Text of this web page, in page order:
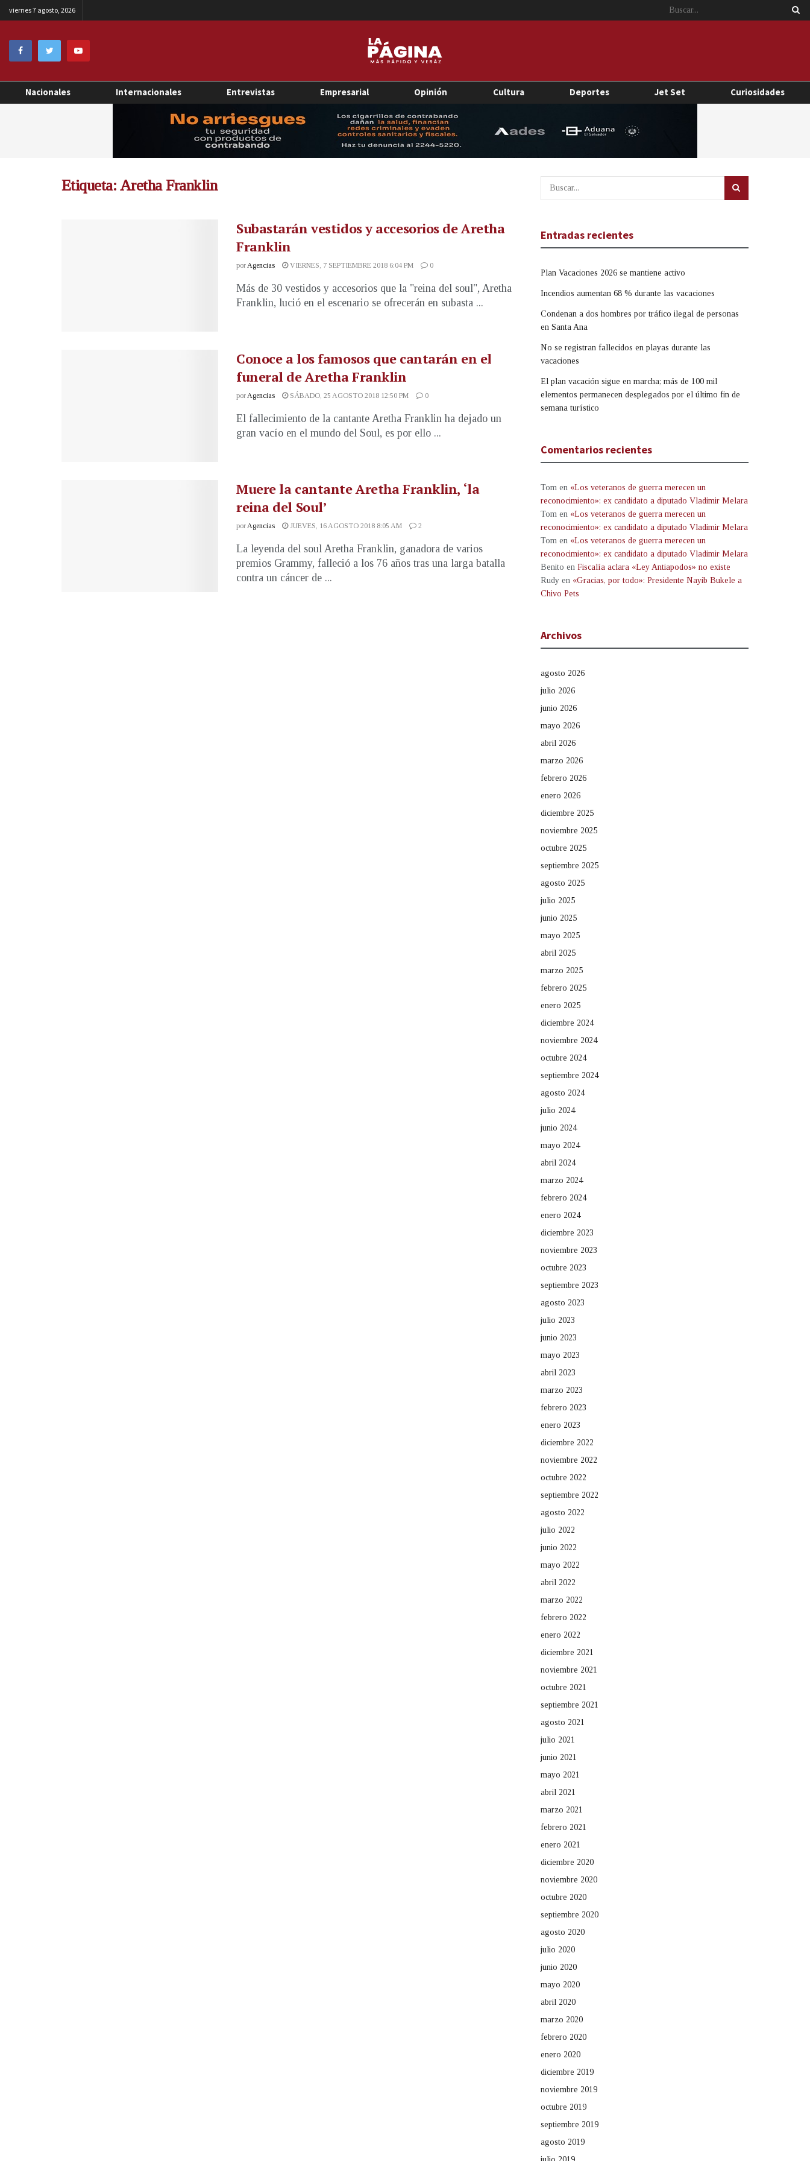
viernes 7 agosto, 2026
Nacionales Internacionales Entrevistas Empresarial Opinión Cultura Deportes Jet Set Curiosidades
Etiqueta: Aretha Franklin
Subastarán vestidos y accesorios de Aretha
Franklin
porAgencias VIERNES, 7 SEPTIEMBRE 2018 6:04 PM 0
Más de 30 vestidos y accesorios que la "reina del soul", Aretha
Franklin, lució en el escenario se ofrecerán en subasta ...
Conoce a los famosos que cantarán en el
funeral de Aretha Franklin
porAgencias SÁBADO, 25 AGOSTO 2018 12:50 PM 0
El fallecimiento de la cantante Aretha Franklin ha dejado un
gran vacío en el mundo del Soul, es por ello ...
Muere la cantante Aretha Franklin, ‘la
reina del Soul’
por Agencias JUEVES, 16 AGOSTO 2018 8:05 AM 2
La leyenda del soul Aretha Franklin, ganadora de varios
premios Grammy, falleció a los 76 años tras una larga batalla
contra un cáncer de ...
Entradas recientes
Plan Vacaciones 2026 se mantiene activo
Incendios aumentan 68 % durante las vacaciones
Condenan a dos hombres por tráfico ilegal de personas
en Santa Ana
No se registran fallecidos en playas durante las
vacaciones
El plan vacación sigue en marcha; más de 100 mil
elementos permanecen desplegados por el último fin de
semana turístico
Comentarios recientes
Tom en «Los veteranos de guerra merecen un
reconocimiento»: ex candidato a diputado Vladimir Melara
Tom en «Los veteranos de guerra merecen un
reconocimiento»: ex candidato a diputado Vladimir Melara
Tom en «Los veteranos de guerra merecen un
reconocimiento»: ex candidato a diputado Vladimir Melara
Benito en Fiscalía aclara «Ley Antiapodos» no existe
Rudy en «Gracias, por todo»: Presidente Nayib Bukele a
Chivo Pets
Archivos
agosto 2026
julio 2026
junio 2026
mayo 2026
abril 2026
marzo 2026
febrero 2026
enero 2026
diciembre 2025
noviembre 2025
octubre 2025
septiembre 2025
agosto 2025
julio 2025
junio 2025
mayo 2025
abril 2025
marzo 2025
febrero 2025
enero 2025
diciembre 2024
noviembre 2024
octubre 2024
septiembre 2024
agosto 2024
julio 2024
junio 2024
mayo 2024
abril 2024
marzo 2024
febrero 2024
enero 2024
diciembre 2023
noviembre 2023
octubre 2023
septiembre 2023
agosto 2023
julio 2023
junio 2023
mayo 2023
abril 2023
marzo 2023
febrero 2023
enero 2023
diciembre 2022
noviembre 2022
octubre 2022
septiembre 2022
agosto 2022
julio 2022
junio 2022
mayo 2022
abril 2022
marzo 2022
febrero 2022
enero 2022
diciembre 2021
noviembre 2021
octubre 2021
septiembre 2021
agosto 2021
julio 2021
junio 2021
mayo 2021
abril 2021
marzo 2021
febrero 2021
enero 2021
diciembre 2020
noviembre 2020
octubre 2020
septiembre 2020
agosto 2020
julio 2020
junio 2020
mayo 2020
abril 2020
marzo 2020
febrero 2020
enero 2020
diciembre 2019
noviembre 2019
octubre 2019
septiembre 2019
agosto 2019